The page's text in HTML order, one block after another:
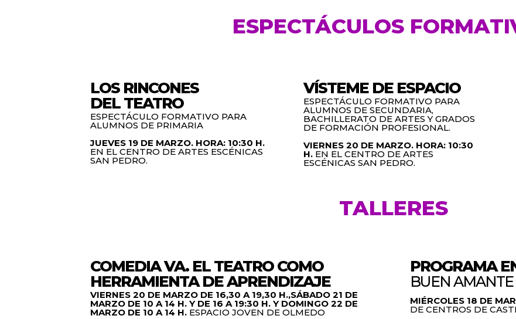
ESPECTÁCULOS
LOS RINCONES
DEL TEATRO
ESPECTÁCULO FORMATIVO PARA
ALUMNOS DE PRIMARIA
JUEVES 19 DE MARZO. HORA: 10:30 H.
EN EL CENTRO DE ARTES ESCÉNICAS
SAN PEDRO.
VÍSTEME DE ESPACIO
ESPECTÁCULO FORMATIVO PARA
ALUMNOS DE SECUNDARIA,
BACHILLERATO DE ARTES Y GRADOS
DE FORMACIÓN PROFESIONAL.
VIERNES 20 DE MARZO. HORA: 10:30
H. EN EL CENTRO DE ARTES
ESCÉNICAS SAN PEDRO.
TALLERES
COMEDIA VA. EL TEATRO COMO
HERRAMIENTA DE APRENDIZAJE
VIERNES 20 DE MARZO DE 16,30 A 19,30 H.,SÁBADO 21 DE
MARZO DE 10 A 14 H. Y DE 16 A 19:30 H. Y DOMINGO 22 DE
MARZO DE 10 A 14 H. ESPACIO JOVEN DE OLMEDO
PROGRAMA
BUEN
MIÉRCOLES 18 DE
DE CENTROS DE